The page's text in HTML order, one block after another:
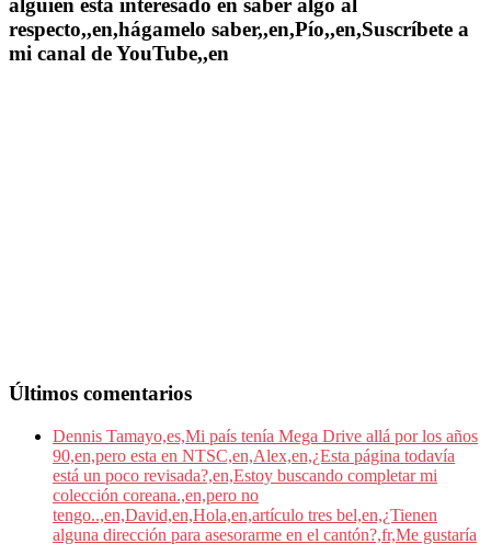
alguien esta interesado en saber algo al
respecto,,en,hágamelo saber,,en,Pío,,en,Suscríbete a
mi canal de YouTube,,en
Últimos comentarios
Dennis Tamayo,es,Mi país tenía Mega Drive allá por los años
90,en,pero esta en NTSC,en,Alex,en,¿Esta página todavía
está un poco revisada?,en,Estoy buscando completar mi
colección coreana.,en,pero no
tengo..,en,David,en,Hola,en,artículo tres bel,en,¿Tienen
alguna dirección para asesorarme en el cantón?,fr,Me gustaría